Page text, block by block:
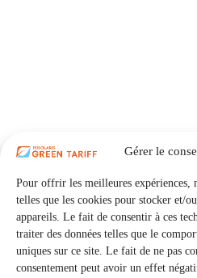
Gérer le
Pour offrir les meilleures expériences,
telles que les cookies pour stocker et/
appareils. Le fait de consentir à ces
traiter des données telles que le
uniques sur ce site. Le fait de ne pas
consentement peut avoir un effet